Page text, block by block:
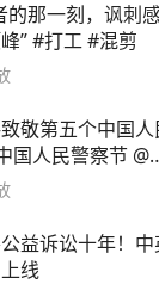
的那一刻，讽刺
” #打工 #混剪
敬第五个中国人
国人民警察节 @
益诉讼十年！中
线